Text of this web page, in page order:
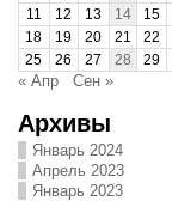
11
12 13 14 15
18
19 20 21 22
25
26 27 28 29
« Апр Сен »
Архивы
Январь 2024
Апрель 2023
Январь 2023